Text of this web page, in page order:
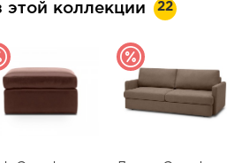
этой коллекции 22